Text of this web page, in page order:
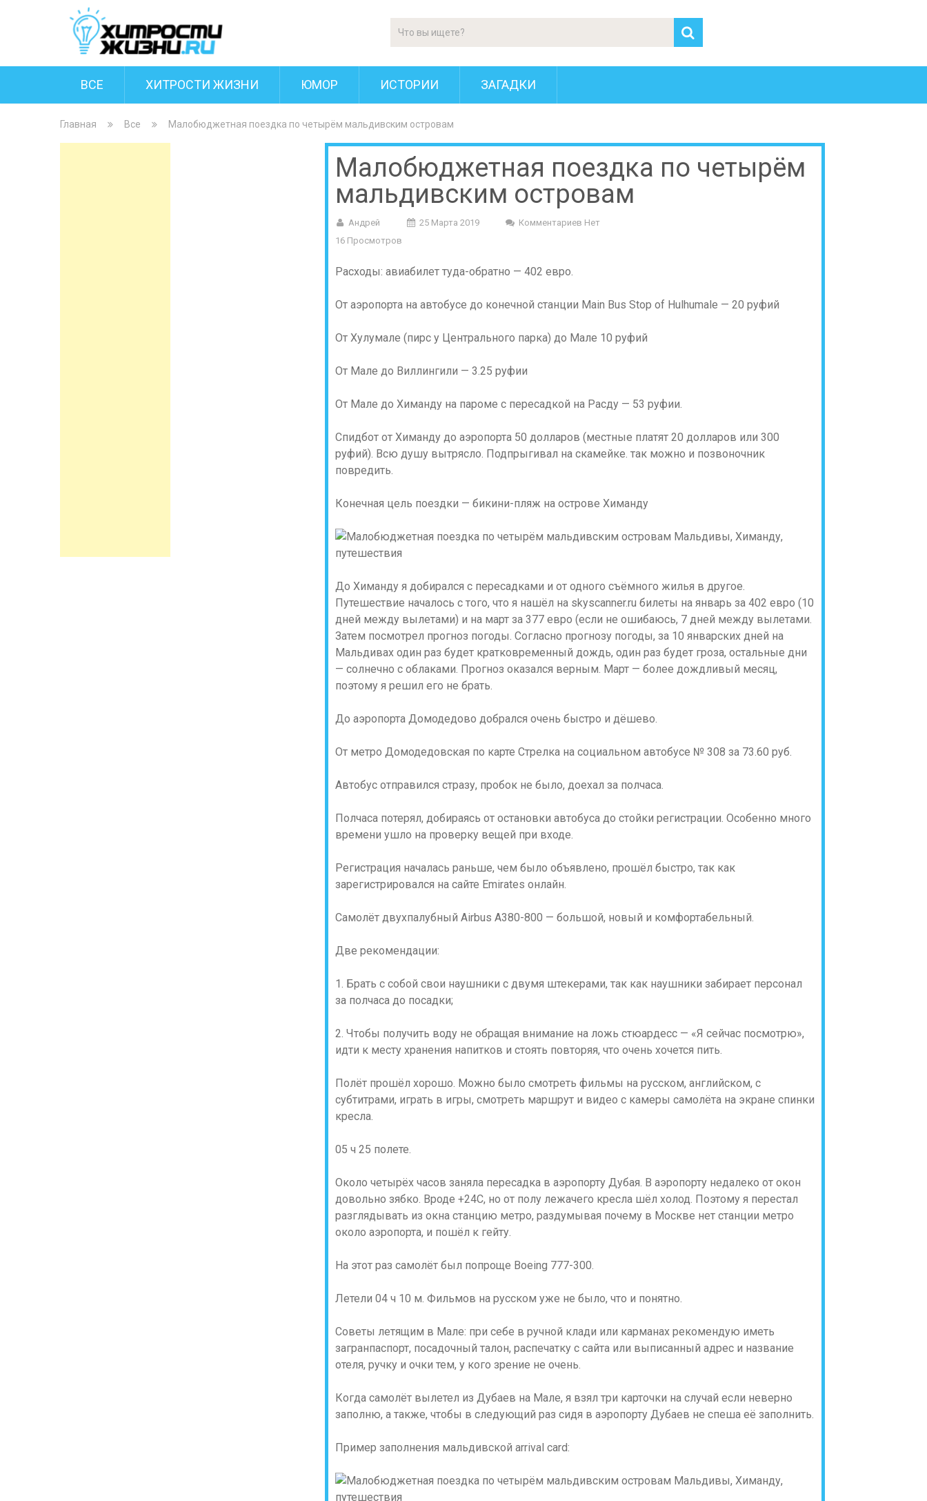
ВСЕ ХИТРОСТИ ЖИЗНИ ЮМОР ИСТОРИИ ЗАГАДКИ
Главная Все Малобюджетная поездка по четырём мальдивским островам
Малобюджетная поездка по четырём
мальдивским островам
Андрей 25 Марта 2019
Комментариев Нет
16 Просмотров
Расходы: авиабилет туда-обратно — 402 евро.
От аэропорта на автобусе до конечной станции Main Bus Stop of Hulhumale — 20 руфий
От Хулумале (пирс у Центрального парка) до Мале 10 руфий
От Мале до Виллингили — 3.25 руфии
От Мале до Химанду на пароме с пересадкой на Расду — 53 руфии.
Спидбот от Химанду до аэропорта 50 долларов (местные платят 20 долларов или 300
руфий). Всю душу вытрясло. Подпрыгивал на скамейке. так можно и позвоночник
повредить.
Конечная цель поездки — бикини-пляж на острове Химанду
До Химанду я добирался с пересадками и от одного съёмного жилья в другое.
Путешествие началось с того, что я нашёл на skyscanner.ru билеты на январь за 402 евро (10
дней между вылетами) и на март за 377 евро (если не ошибаюсь, 7 дней между вылетами.
Затем посмотрел прогноз погоды. Согласно прогнозу погоды, за 10 январских дней на
Мальдивах один раз будет кратковременный дождь, один раз будет гроза, остальные дни
— солнечно с облаками. Прогноз оказался верным. Март — более дождливый месяц,
поэтому я решил его не брать.
До аэропорта Домодедово добрался очень быстро и дёшево.
От метро Домодедовская по карте Стрелка на социальном автобусе № 308 за 73.60 руб.
Автобус отправился стразу, пробок не было, доехал за полчаса.
Полчаса потерял, добираясь от остановки автобуса до стойки регистрации. Особенно много
времени ушло на проверку вещей при входе.
Регистрация началась раньше, чем было объявлено, прошёл быстро, так как
зарегистрировался на сайте Emirates онлайн.
Самолёт двухпалубный Airbus A380-800 — большой, новый и комфортабельный.
Две рекомендации:
1. Брать с собой свои наушники с двумя штекерами, так как наушники забирает персонал
за полчаса до посадки;
2. Чтобы получить воду не обращая внимание на ложь стюардесс — «Я сейчас посмотрю»,
идти к месту хранения напитков и стоять повторяя, что очень хочется пить.
Полёт прошёл хорошо. Можно было смотреть фильмы на русском, английском, с
субтитрами, играть в игры, смотреть маршрут и видео с камеры самолёта на экране спинки
кресла.
05 ч 25 полете.
Около четырёх часов заняла пересадка в аэропорту Дубая. В аэропорту недалеко от окон
довольно зябко. Вроде +24С, но от полу лежачего кресла шёл холод. Поэтому я перестал
разглядывать из окна станцию метро, раздумывая почему в Москве нет станции метро
около аэропорта, и пошёл к гейту.
На этот раз самолёт был попроще Boeing 777-300.
Летели 04 ч 10 м. Фильмов на русском уже не было, что и понятно.
Советы летящим в Мале: при себе в ручной клади или карманах рекомендую иметь
загранпаспорт, посадочный талон, распечатку с сайта или выписанный адрес и название
отеля, ручку и очки тем, у кого зрение не очень.
Когда самолёт вылетел из Дубаев на Мале, я взял три карточки на случай если неверно
заполню, а также, чтобы в следующий раз сидя в аэропорту Дубаев не спеша её заполнить.
Пример заполнения мальдивской arrival card: